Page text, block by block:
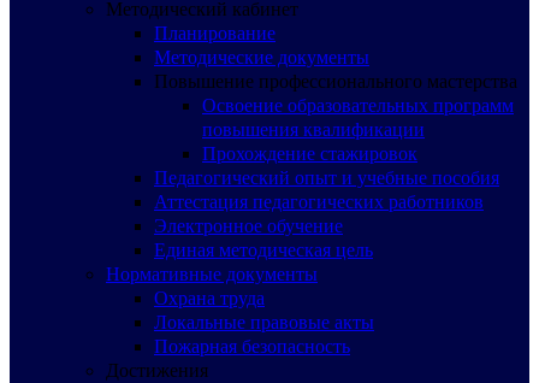
Методический кабинет
Планирование
Методические документы
Повышение профессионального мастерства
Освоение образовательных программ
повышения квалификации
Прохождение стажировок
Педагогический опыт и учебные пособия
Аттестация педагогических работников
Электронное обучение
Единая методическая цель
Нормативные документы
Охрана труда
Локальные правовые акты
Пожарная безопасность
Достижения